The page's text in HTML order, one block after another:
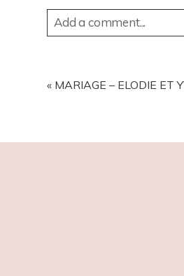
Add a comment...
« MARIAGE – ELODIE ET